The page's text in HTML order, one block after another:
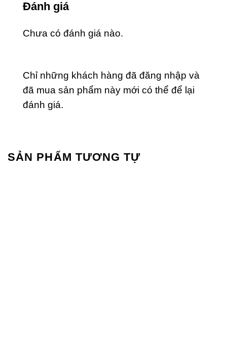
Đánh giá
Chưa có đánh giá nào.
Chỉ những khách hàng đã đăng nhập và
đã mua sản phẩm này mới có thể để lại
đánh giá.
SẢN PHẨM TƯƠNG TỰ